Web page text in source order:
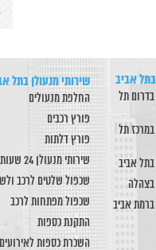
אביב
תל
תל
אביב
בצהלה
ברמת אביב
שירותי מנעולן בתל
החלפת מנעולים
פורץ רכבים
פורץ דלתות
שירותי מנעולן 24 שעות
שכפול שלטים לרכב
שכפול מפתחות לרכב
התקנת כספות
השכרת כספות לאירועים